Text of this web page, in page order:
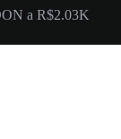
a R$2.03K